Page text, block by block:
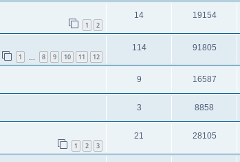
1 2
14 19154
1 8 9 10 11 12
114 91805
9 16587
3 8858
1 2 3
21 28105